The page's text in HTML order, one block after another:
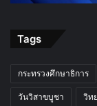
Tags
กระทรวงศึกษาธิการ
วันวิสาขบูชา วิท